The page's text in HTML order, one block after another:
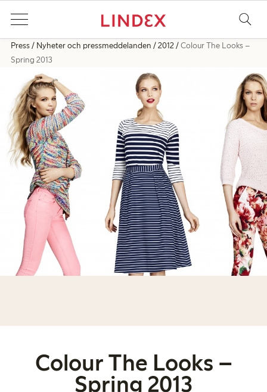
Press Nyheter och pressmeddelanden 2012
Colour The Looks –
Spring 2013
Colour The Looks –
Spring 2013